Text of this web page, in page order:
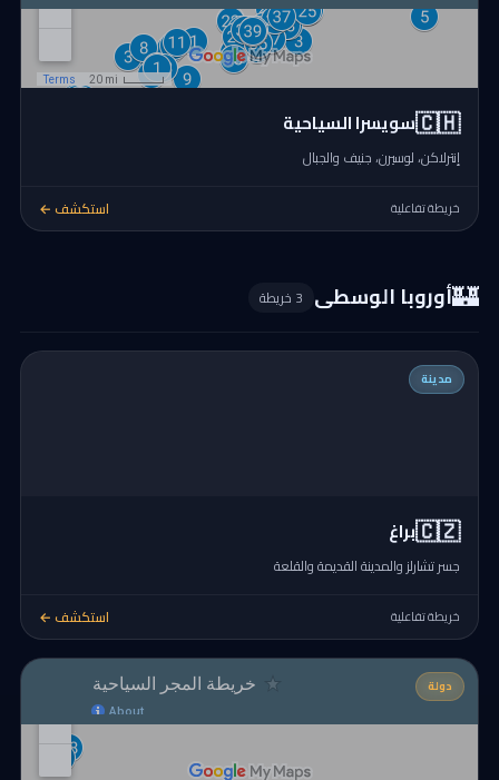
🇨🇭سويسرا السياحية
إنترلاكن، لوسيرن، جنيف والجبال
خريطة تفاعلية استكشف ←
🏰أوروبا الوسطى 3 خريطة
مدينة
🇨🇿براغ
جسر تشارلز والمدينة القديمة والقلعة
خريطة تفاعلية استكشف ←
دولة